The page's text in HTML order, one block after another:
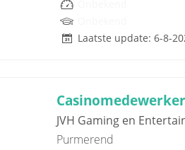
Laatste update: 6-8-
JVH Gaming en
Purmerend